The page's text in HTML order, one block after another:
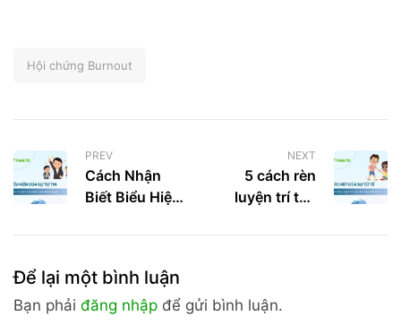
Hội chứng Burnout
PREV
Cách Nhận
Biết Biểu Hiện
Và Làm Thế
Hơn
NEXT
5 cách rèn
luyện trí tuệ
cao từ cuốn
Để lại một bình luận
Bạn phải đăng nhập để gửi bình luận.